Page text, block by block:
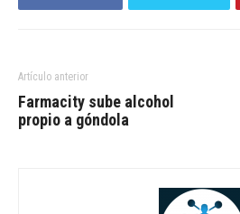
Artículo anterior
Farmacity sube alcohol
propio a góndola